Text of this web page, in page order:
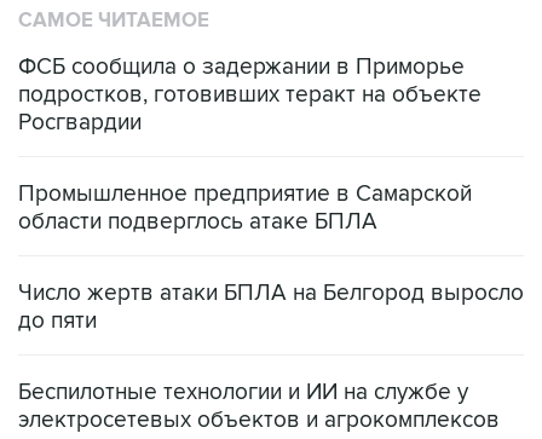
САМОЕ ЧИТАЕМОЕ
ФСБ сообщила о задержании в Приморье
подростков, готовивших теракт на объекте
Росгвардии
Промышленное предприятие в Самарской
области подверглось атаке БПЛА
Число жертв атаки БПЛА на Белгород выросло
до пяти
Беспилотные технологии и ИИ на службе у
электросетевых объектов и агрокомплексов